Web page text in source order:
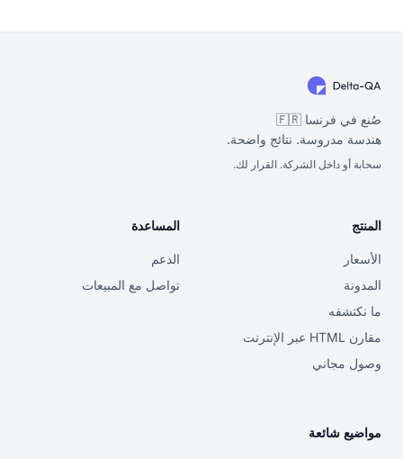
صُنع في فرنسا 🇫🇷
هندسة مدروسة. نتائج واضحة.
سحابة أو داخل الشركة. القرار لك.
المنتج
الأسعار
المدونة
ما نكتشفه
مقارن HTML عبر الإنترنت
وصول مجاني
المساعدة
الدعم
تواصل مع المبيعات
مواضيع شائعة